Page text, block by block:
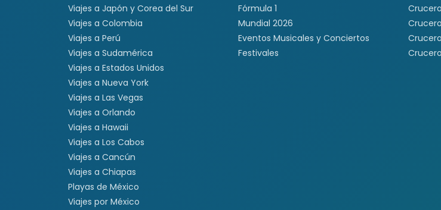
Viajes a Japón y Corea del Sur
Viajes a Colombia
Viajes a Perú
Viajes a Sudamérica
Viajes a Estados Unidos
Viajes a Nueva York
Viajes a Las Vegas
Viajes a Orlando
Viajes a Hawaii
Viajes a Los Cabos
Viajes a Cancún
Viajes a Chiapas
Playas de México
Viajes por México
Fórmula 1
Mundial 2026
Eventos Musicales y Conciertos
Festivales